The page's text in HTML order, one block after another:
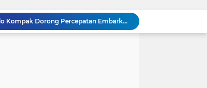
Gubernur dan Kapolda Gorontalo Kompak Dorong Percepatan Embarkasi Haji Penuh
Satker Polda Gorontalo Borong Penghargaan Treasury Award 2025 dari Kanwil DJPb